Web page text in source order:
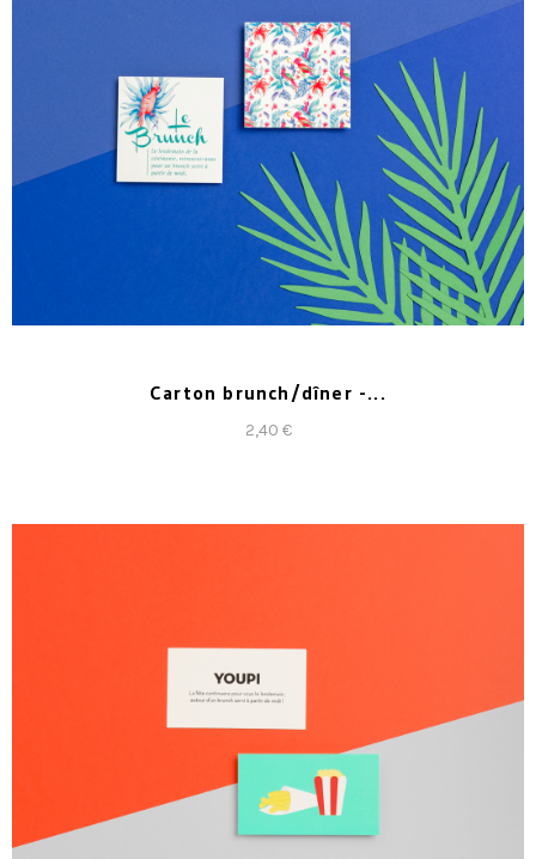
Carton brunch/dîner -...
2,40 €